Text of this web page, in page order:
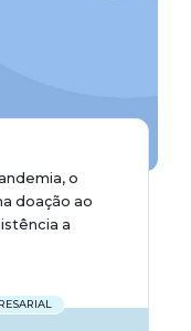
o
doação ao
a